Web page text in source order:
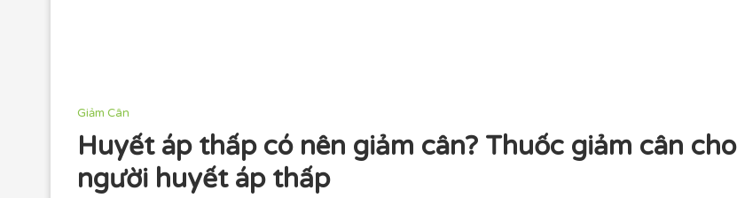
Giảm Cân
Huyết áp thấp có nên giảm cân? Thuốc giảm cân cho
người huyết áp thấp